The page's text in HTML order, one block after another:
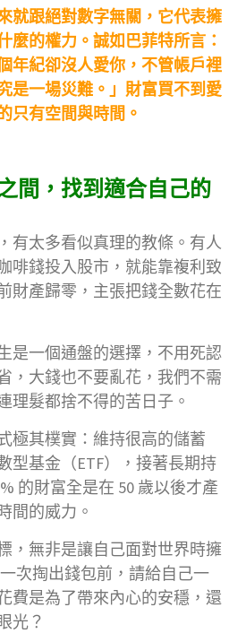
就跟絕對數字無關，它代表擁
麼的權力。誠如巴菲特所言：
年紀卻沒人愛你，不管帳戶裡
是一場災難。」財富買不到愛
只有空間與時間。
間，找到適合自己的
有太多看似真理的教條。有人
啡錢投入股市，就能靠複利致
財產歸零，主張把錢全數花在
是一個通盤的選擇，不用死認
，大錢也不要亂花，我們不需
理髮都捨不得的苦日子。
極其樸實：維持很高的儲蓄
型基金（ETF），接著長期持
的財富全是在 50 歲以後才產
間的威力。
，無非是讓自己面對世界時擁
次掏出錢包前，請給自己一
費是為了帶來內心的安穩，還
光？